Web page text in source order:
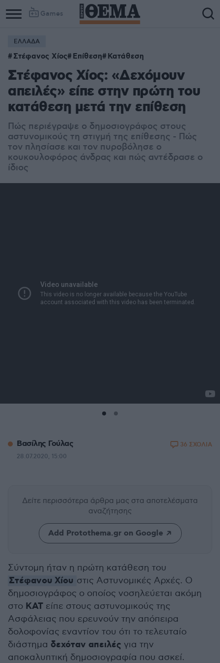
Games
ΕΛΛΑΔΑ
Στέφανος Χίος Επίθεση Κατάθεση
Στέφανος Χίος: «Δεχόμουν
απειλές» είπε στην πρώτη του
κατάθεση μετά την επίθεση
Πώς περιέγραψε ο δημοσιογράφος στους
αστυνομικούς τη στιγμή της επίθεσης - Πώς
τον πλησίασε και τον πυροβόλησε ο
κουκουλοφόρος άνδρας και πώς αντέδρασε ο
ίδιος
Βασίλης Γούλας
28.07.2020, 15:00
36 ΣΧΟΛΙΑ
Δείτε περισσότερα άρθρα μας στα αποτελέσματα
αναζήτησης
Add Protothema.gr on Google
Σύντομη ήταν η πρώτη κατάθεση του
Στέφανου Χίου στις Αστυνομικές Αρχές. Ο
δημοσιογράφος ο οποίος νοσηλεύεται ακόμη
στο ΚΑΤ είπε στους αστυνομικούς της
Ασφάλειας που ερευνούν την απόπειρα
δολοφονίας εναντίον του ότι το τελευταίο
διάστημα δεχόταν απειλές για την
αποκαλυπτική δημοσιογραφία που ασκεί.